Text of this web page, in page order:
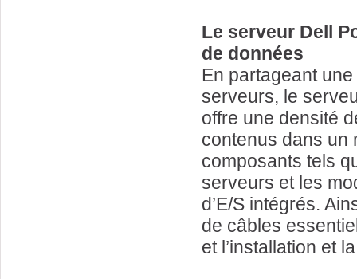
Le serveur Dell
de données
En partageant
serveurs, le
offre une densité
contenus dans un
composants tels
serveurs et les
d’E/S intégrés.
de câbles
et l’installation et